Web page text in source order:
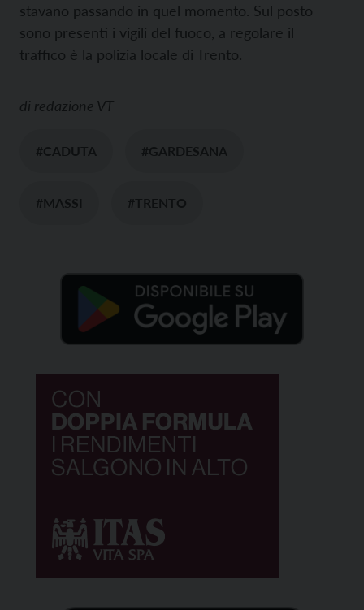
stavano passando in quel momento. Sul posto
sono presenti i vigili del fuoco, a regolare il
traffico è la polizia locale di Trento.
di redazione VT
#CADUTA #GARDESANA
#MASSI #TRENTO